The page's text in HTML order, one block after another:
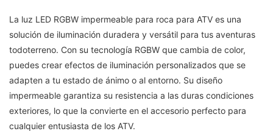
La luz LED RGBW impermeable para roca para ATV es una
solución de iluminación duradera y versátil para tus aventuras
todoterreno. Con su tecnología RGBW que cambia de color,
puedes crear efectos de iluminación personalizados que se
adapten a tu estado de ánimo o al entorno. Su diseño
impermeable garantiza su resistencia a las duras condiciones
exteriores, lo que la convierte en el accesorio perfecto para
cualquier entusiasta de los ATV.